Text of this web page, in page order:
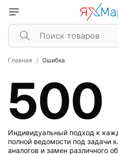
Главная Ошибка
500
Индивидуальный подход к
полной ведомости под задачи
аналогов и замен различного